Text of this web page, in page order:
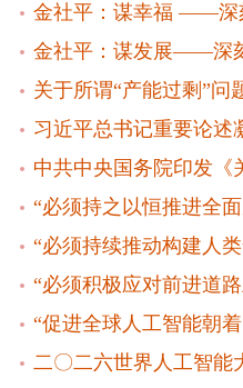
金社平：谋幸福 ——深
金社平：谋发展——深
关于所谓“产能过剩”问
习近平总书记重要论述
中共中央国务院印发《
“必须持之以恒推进全
“必须持续推动构建人
“必须积极应对前进道
“促进全球人工智能朝
二〇二六世界人工智能